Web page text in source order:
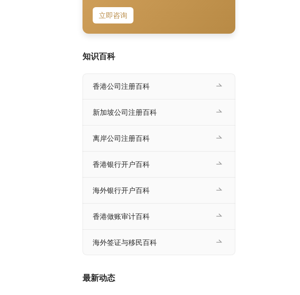
立即咨询
知识百科
香港公司注册百科
新加坡公司注册百科
离岸公司注册百科
香港银行开户百科
海外银行开户百科
香港做账审计百科
海外签证与移民百科
最新动态